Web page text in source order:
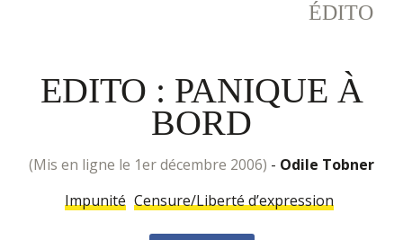
ÉDITO
EDITO : PANIQUE À
BORD
(mis en ligne le 1er décembre 2006) - Odile Tobner
Impunité Censure/Liberté d’expression